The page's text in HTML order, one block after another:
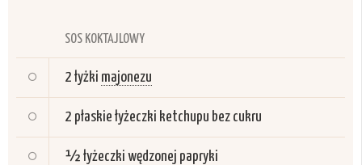
SOS KOKTAJLOWY
2 łyżki majonezu
2 płaskie łyżeczki ketchupu bez cukru
½ łyżeczki wędzonej papryki